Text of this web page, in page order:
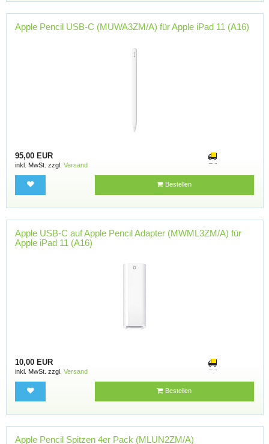
Apple Pencil USB-C (MUWA3ZM/A) für Apple iPad 11 (A16)
95,00 EUR
inkl. MwSt. zzgl. Versand
Bestellen
Apple USB-C auf Apple Pencil Adapter (MWML3ZM/A) für
Apple iPad 11 (A16)
10,00 EUR
inkl. MwSt. zzgl. Versand
Bestellen
Apple Pencil Spitzen 4er Pack (MLUN2ZM/A)